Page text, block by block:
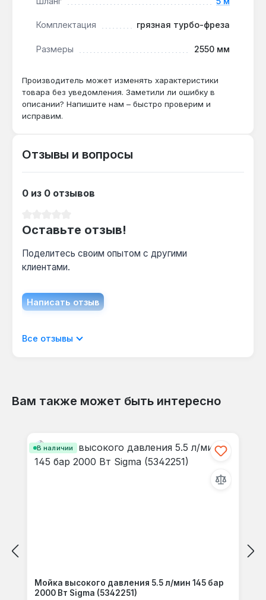
к водопроводу?
(ёмкость не входит в комплект)
обеспечивает автономную работу при
наличии источника воды.
Комплектация грязная турбо-фреза
Размеры 2550 мм
Производитель может изменять характеристики
товара без уведомления. Заметили ли ошибку в
описании? Напишите нам – быстро проверим и
исправим.
Отзывы и вопросы
0 из 0 отзывов
Оставьте отзыв!
Поделитесь своим опытом с другими
клиентами.
Написать отзыв
Отображать отзывы только на текущем
Все отзывы
Вам также может быть интересно
В наличии
Мойка высокого давления 5.5 л/мин 145 бар
2000 Вт Sigma (5342251)